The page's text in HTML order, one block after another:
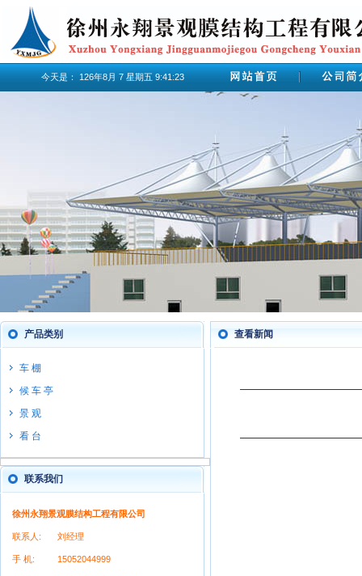
今天是： 126年8月 7 星期五 9:41:23
产品类别
车 棚
候 车 亭
景 观
看 台
联系我们
徐州永翔景观膜结构工程有限公司
联系人: 刘经理
手 机: 15052044999
查